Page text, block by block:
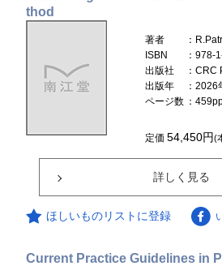
thod
著者
：
ISBN
：978-
出版社
：CRC
出版年
：2026
ページ数 ：
定価54,450円(
詳しく見る
ほしいものリストに登録
Current Practice Guidelines in